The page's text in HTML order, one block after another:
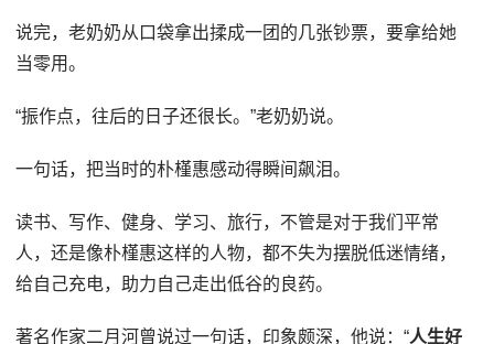
说完，老奶奶从口袋拿出揉成一团的几张钞票，要拿给她
当零用。
“振作点，往后的日子还很长。”老奶奶说。
一句话，把当时的朴槿惠感动得瞬间飙泪。
读书、写作、健身、学习、旅行，不管是对于我们平常
人，还是像朴槿惠这样的人物，都不失为摆脱低迷情绪，
给自己充电，助力自己走出低谷的良药。
著名作家二月河曾说过一句话，印象颇深，他说：“人生好